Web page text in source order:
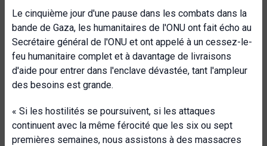
Le cinquième jour d'une pause dans les combats dans la
bande de Gaza, les humanitaires de l'ONU ont fait écho au
Secrétaire général de l'ONU et ont appelé à un cessez-le-
feu humanitaire complet et à davantage de livraisons
d'aide pour entrer dans l'enclave dévastée, tant l'ampleur
des besoins est grande.
« Si les hostilités se poursuivent, si les attaques
continuent avec la même férocité que les six ou sept
premières semaines, nous assistons à des massacres